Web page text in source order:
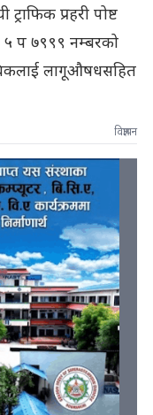
प्रहरी पोष्ट
प ७९९९ नम्बरको
लागूऔषधसहित
विज्ञापन